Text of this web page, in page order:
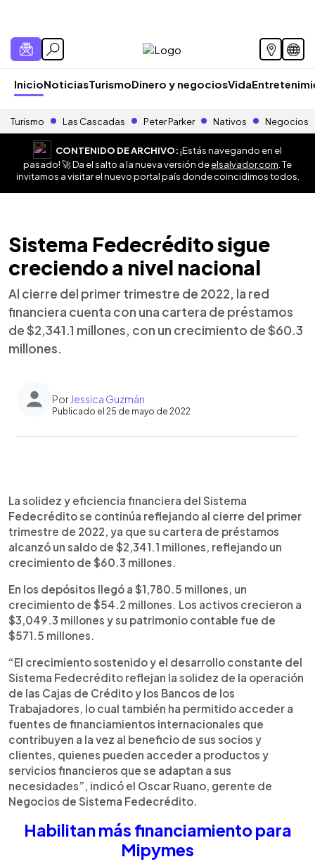
InicioNoticiasTurismoDinero y negociosVida
Turismo Las Cascadas Peter Parker Nativos Negocios
CONTENIDO DE ARCHIVO:¡Estás navegando en el
pasado! 🚀 Da el salto a la nueva versión deelsalvador.com . Te
invitamos a visitar el nuevo portal país donde coincidimos todos.
Sistema Fedecrédito sigue
creciendo a nivel nacional
Al cierre del primer trimestre de 2022, la red
financiera cuenta con una cartera de préstamos
de $2,341.1 millones, con un crecimiento de $60.3
millones.
Por Jessica Guzmán
Publicado el 25 de mayo de 2022
► Escuchar artículo
La solidez y eficiencia financiera del Sistema
Fedecrédito se continúa reflejando al cierre del primer
trimestre de 2022, ya que su cartera de préstamos
alcanzó un saldo de $2,341.1 millones, reflejando un
crecimiento de $60.3 millones.
En los depósitos llegó a $1,780.5 millones, un
crecimiento de $54.2 millones. Los activos crecieron a
$3,049.3 millones y su patrimonio contable fue de
$571.5 millones.
“El crecimiento sostenido y el desarrollo constante del
Sistema Fedecrédito reflejan la solidez de la operación
de las Cajas de Crédito y los Bancos de los
Trabajadores, lo cual también ha permitido acceder a
fuentes de financiamientos internacionales que
contribuyen a la vez al beneficio de sus socios y
clientes, quienes pueden acceder a productos y
servicios financieros que se adaptan a sus
necesidades”, indicó el Oscar Ruano, gerente de
Negocios de Sistema Fedecrédito.
Habilitan más financiamiento para
Mipymes